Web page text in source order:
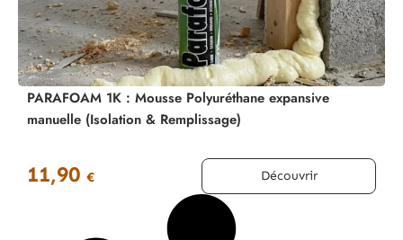
PARAFOAM 1K : Mousse Polyuréthane expansive
manuelle (Isolation & Remplissage)
11,90 € Découvrir